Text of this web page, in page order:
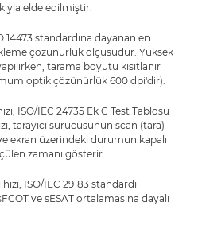
elde edilmiştir.
14473 standardına dayanan en
çözünürlük ölçüsüdür. Yüksek
tarama boyutu kısıtlanır
optik çözünürlük 600 dpi'dir).
ISO/IEC 24735 Ek C Test Tablosu
tarayıcı sürücüsünün scan (tara)
ekran üzerindeki durumun kapalı
zamanı gösterir.
ISO/IEC 29183 standardı
ve sESAT ortalamasına dayalı